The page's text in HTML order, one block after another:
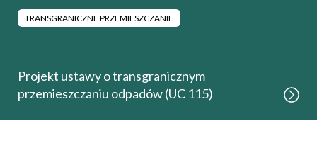
TRANSGRANICZNE PRZEMIESZCZANIE
Projekt ustawy o transgranicznym
przemieszczaniu odpadów (UC 115)